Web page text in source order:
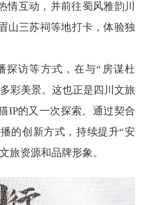
情互动，并前往蜀风雅韵川
山三苏祠等地打卡，体验独
探访等方式，在与“房谋杜
彩美景。这也正是四川文旅
IP的又一次探索。通过契合
的创新方式，持续提升“安
旅资源和品牌形象。